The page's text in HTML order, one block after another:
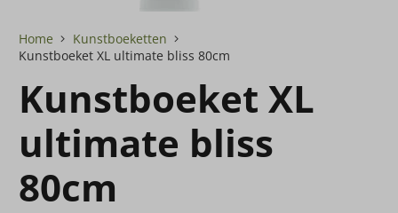
Home
Kunstboeketten
Kunstboeket XL ultimate bliss 80cm
Kunstboeket XL
ultimate bliss
80cm